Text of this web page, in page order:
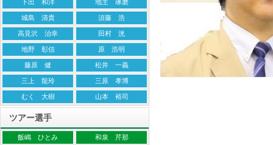
下出 和洋 地主 琢磨
城島 清貴 須藤 浩
高見沢 治幸 田村 洸
地野 彰信 原 浩明
藤原 健 松井 一義
三上 龍玲 三原 孝博
むく 大樹 山本 裕司
ツアー選手
飯嶋 ひとみ 和泉 芹那